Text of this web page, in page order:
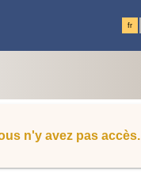
fr
n'y avez pas accès.